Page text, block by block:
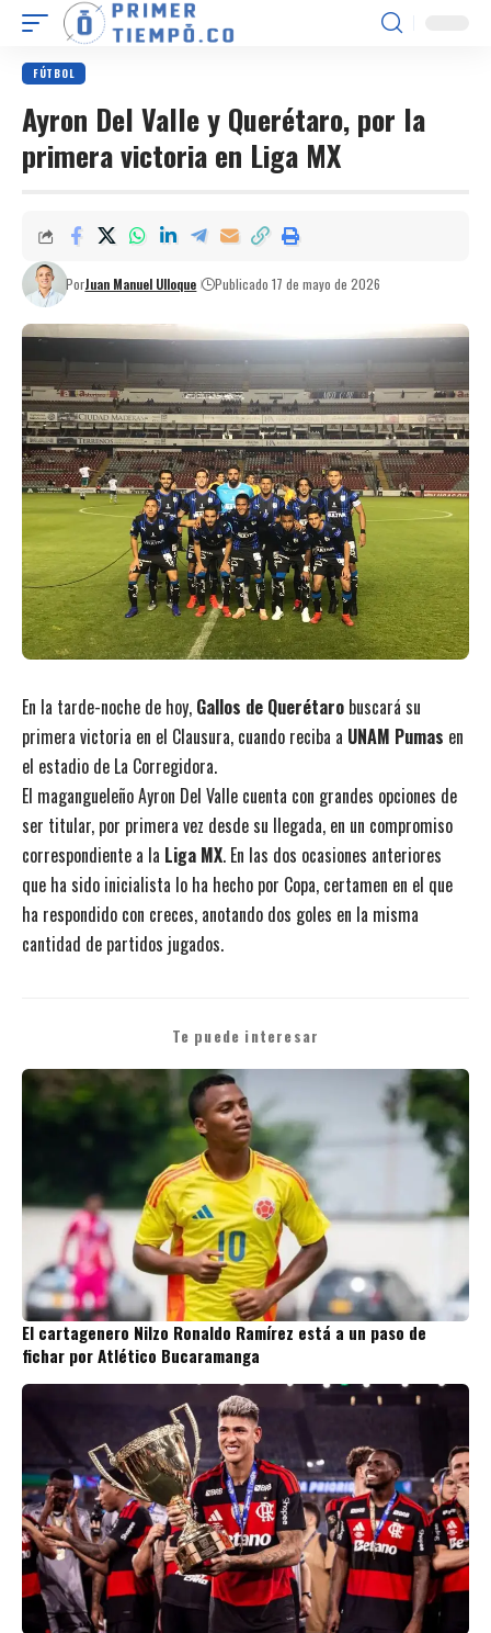
FÚTBOL
Ayron Del Valle y Querétaro, por la
primera victoria en Liga MX
PorJuan Manuel Ulloque Publicado 17 de mayo de 2026
En la tarde-noche de hoy, Gallos de Querétaro buscará su
primera victoria en el Clausura, cuando reciba a UNAM Pumas en
el estadio de La Corregidora.
El magangueleño Ayron Del Valle cuenta con grandes opciones de
ser titular, por primera vez desde su llegada, en un compromiso
correspondiente a la Liga MX. En las dos ocasiones anteriores
que ha sido inicialista lo ha hecho por Copa, certamen en el que
ha respondido con creces, anotando dos goles en la misma
cantidad de partidos jugados.
Te puede interesar
El cartagenero Nilzo Ronaldo Ramírez está a un paso de
fichar por Atlético Bucaramanga